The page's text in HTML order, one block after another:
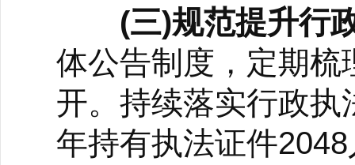
(三)规范提升行
体公告制度，定期梳
开。持续落实行政
年持有执法证件